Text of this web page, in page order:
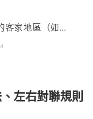
客家地區（如…
左右對聯規則